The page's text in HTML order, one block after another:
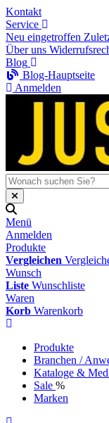
Kontakt
Service
Neu eingetroffen
Über uns
Blog
Blog-Hauptseite
Anmelden
Menü
Anmelden
Produkte
Vergleichen
Wunsch
Liste Wunschliste
Waren
Korb Warenkorb
Produkte
Branchen /
Kataloge &
Sale %
Marken